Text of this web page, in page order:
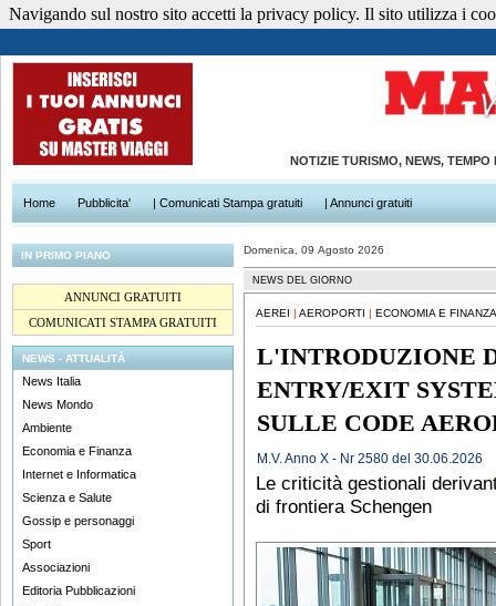
NOTIZIE TURISMO, NEWS,
Home Pubblicita' | Comunicati Stampa gratuiti | Annunci gratuiti
IN PRIMO PIANO
ANNUNCI GRATUITI
COMUNICATI STAMPA GRATUITI
NEWS - ATTUALITÀ
News Italia
News Mondo
Ambiente
Economia e Finanza
Internet e Informatica
Scienza e Salute
Gossip e personaggi
Sport
Associazioni
Editoria Pubblicazioni
Domenica, 09 Agosto 2026
NEWS DEL GIORNO
AEREI | AEROPORTI | ECONOMIA E FINANZA
L'INTRODUZIONE
ENTRY/EXIT
SULLE CODE
M.V. Anno X - Nr 2580 del 30.06.2026
Le criticità gestionali
di frontiera Schengen
Navigando sul nostro sito accetti la privacy policy. Il sito utilizza i